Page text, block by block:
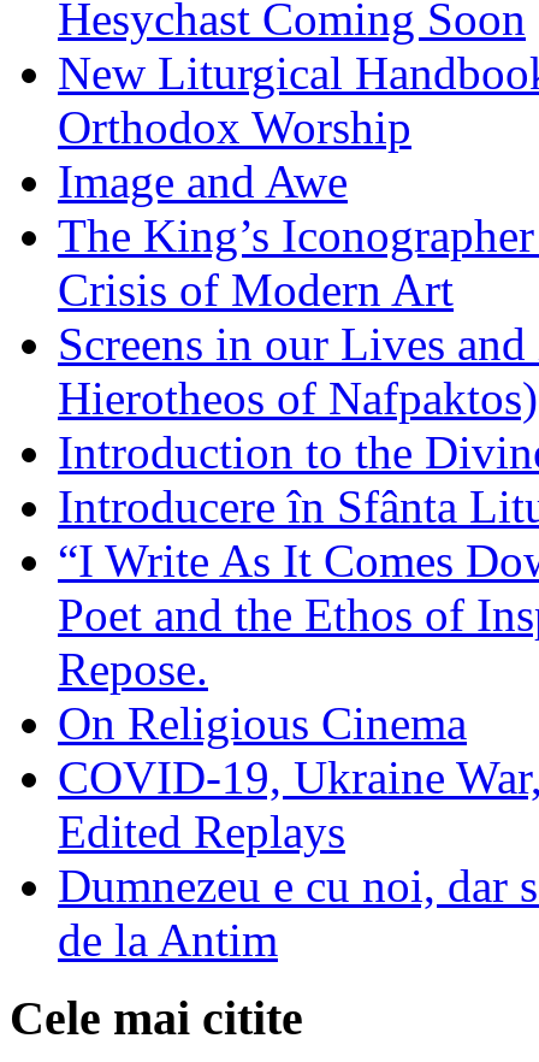
Hesychast Coming Soon
New Liturgical
Orthodox Worship
Image and Awe
The King’s
Crisis of Modern Art
Screens in our Lives
Hierotheos of Nafpaktos)
Introduction to the
Introducere în Sfânta
“I Write As It Comes
Poet and the Ethos of
Repose.
On Religious Cinema
COVID-19, Ukraine
Edited Replays
Dumnezeu e cu noi, dar
de la Antim
Cele mai citite